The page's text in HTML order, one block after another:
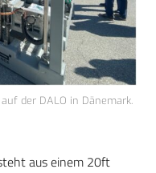
der DALO in Dänemark.
aus einem 20ft